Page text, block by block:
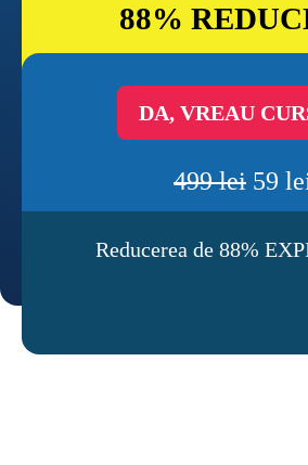
88%
DA, VREAU
499 lei 59
Reducerea de 88%